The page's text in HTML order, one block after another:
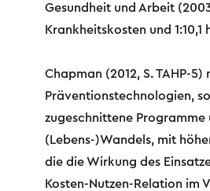
Gesundheit und Arbeit
Krankheitskosten und
Chapman (2012, S. TAHP-
Präventionstechnologien,
zugeschnittene
(Lebens-)Wandels, mit
die die Wirkung des
Kosten-Nutzen-Relation im